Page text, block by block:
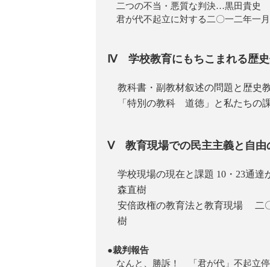
二つの不当・悪質な判決…黒田貴史
君が代不起立に対する二〇一二年一
Ⅳ 学校教育にもちこまれる歴
教科書・副教材叙述の問題と歴史
「特別の教科 道徳」と私たちの
Ⅴ 教育現場での民主主義と自由
学校現場の現在と課題 10・23通
森直樹
安倍政権の教育法と教育現場 二
樹
●裁判報告
なんと、勝訴！ 「君が代」不起立